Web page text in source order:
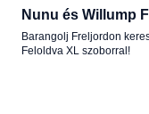
Nunu és Willump
Barangolj Freljordon
Feloldva XL szoborral!